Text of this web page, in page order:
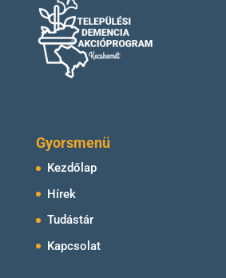
Gyorsmenü
Kezdőlap
Hírek
Tudástár
Kapcsolat